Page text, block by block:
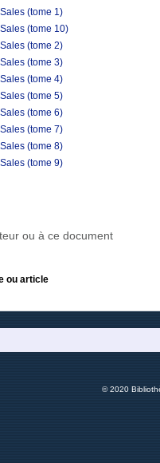
(tome 1)
(tome 10)
(tome 2)
(tome 3)
(tome 4)
(tome 5)
(tome 6)
(tome 7)
(tome 8)
(tome 9)
ou à ce document
ou article
© 2020